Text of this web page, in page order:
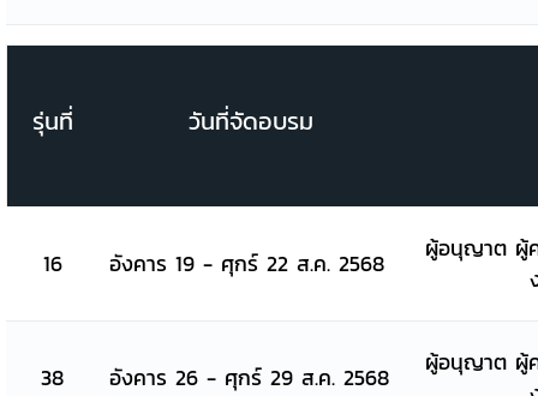
รุ่นที่ วันที่จัดอบรม
16 อังคาร 19 - ศุกร์ 22 ส.ค. 2568
ผู้อนุญาต ผู้
38 อังคาร 26 - ศุกร์ 29 ส.ค. 2568
ผู้อนุญาต ผู้